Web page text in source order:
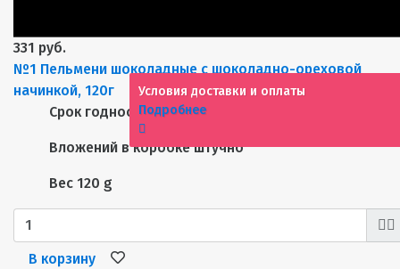
331 руб.
№1 Пельмени шоколадные с шоколадно-ореховой
начинкой, 120г
Срок годности 10 месяцев
Вложений в коробке штучно
Вес 120 g
В корзину
Условия доставки и оплаты
Подробнее